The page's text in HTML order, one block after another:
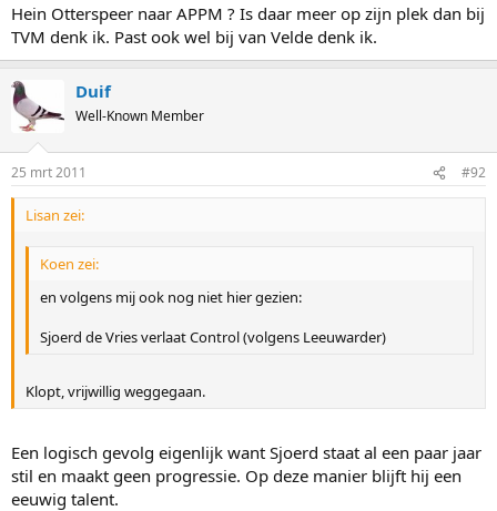
Hein Otterspeer naar APPM ? Is daar meer op zijn plek dan bij
TVM denk ik. Past ook wel bij van Velde denk ik.
Duif
Well-Known Member
25 mrt 2011 #92
Lisan zei:
Koen zei:
en volgens mij ook nog niet hier gezien:
Sjoerd de Vries verlaat Control (volgens Leeuwarder)
Klopt, vrijwillig weggegaan.
Een logisch gevolg eigenlijk want Sjoerd staat al een paar jaar
stil en maakt geen progressie. Op deze manier blijft hij een
eeuwig talent.